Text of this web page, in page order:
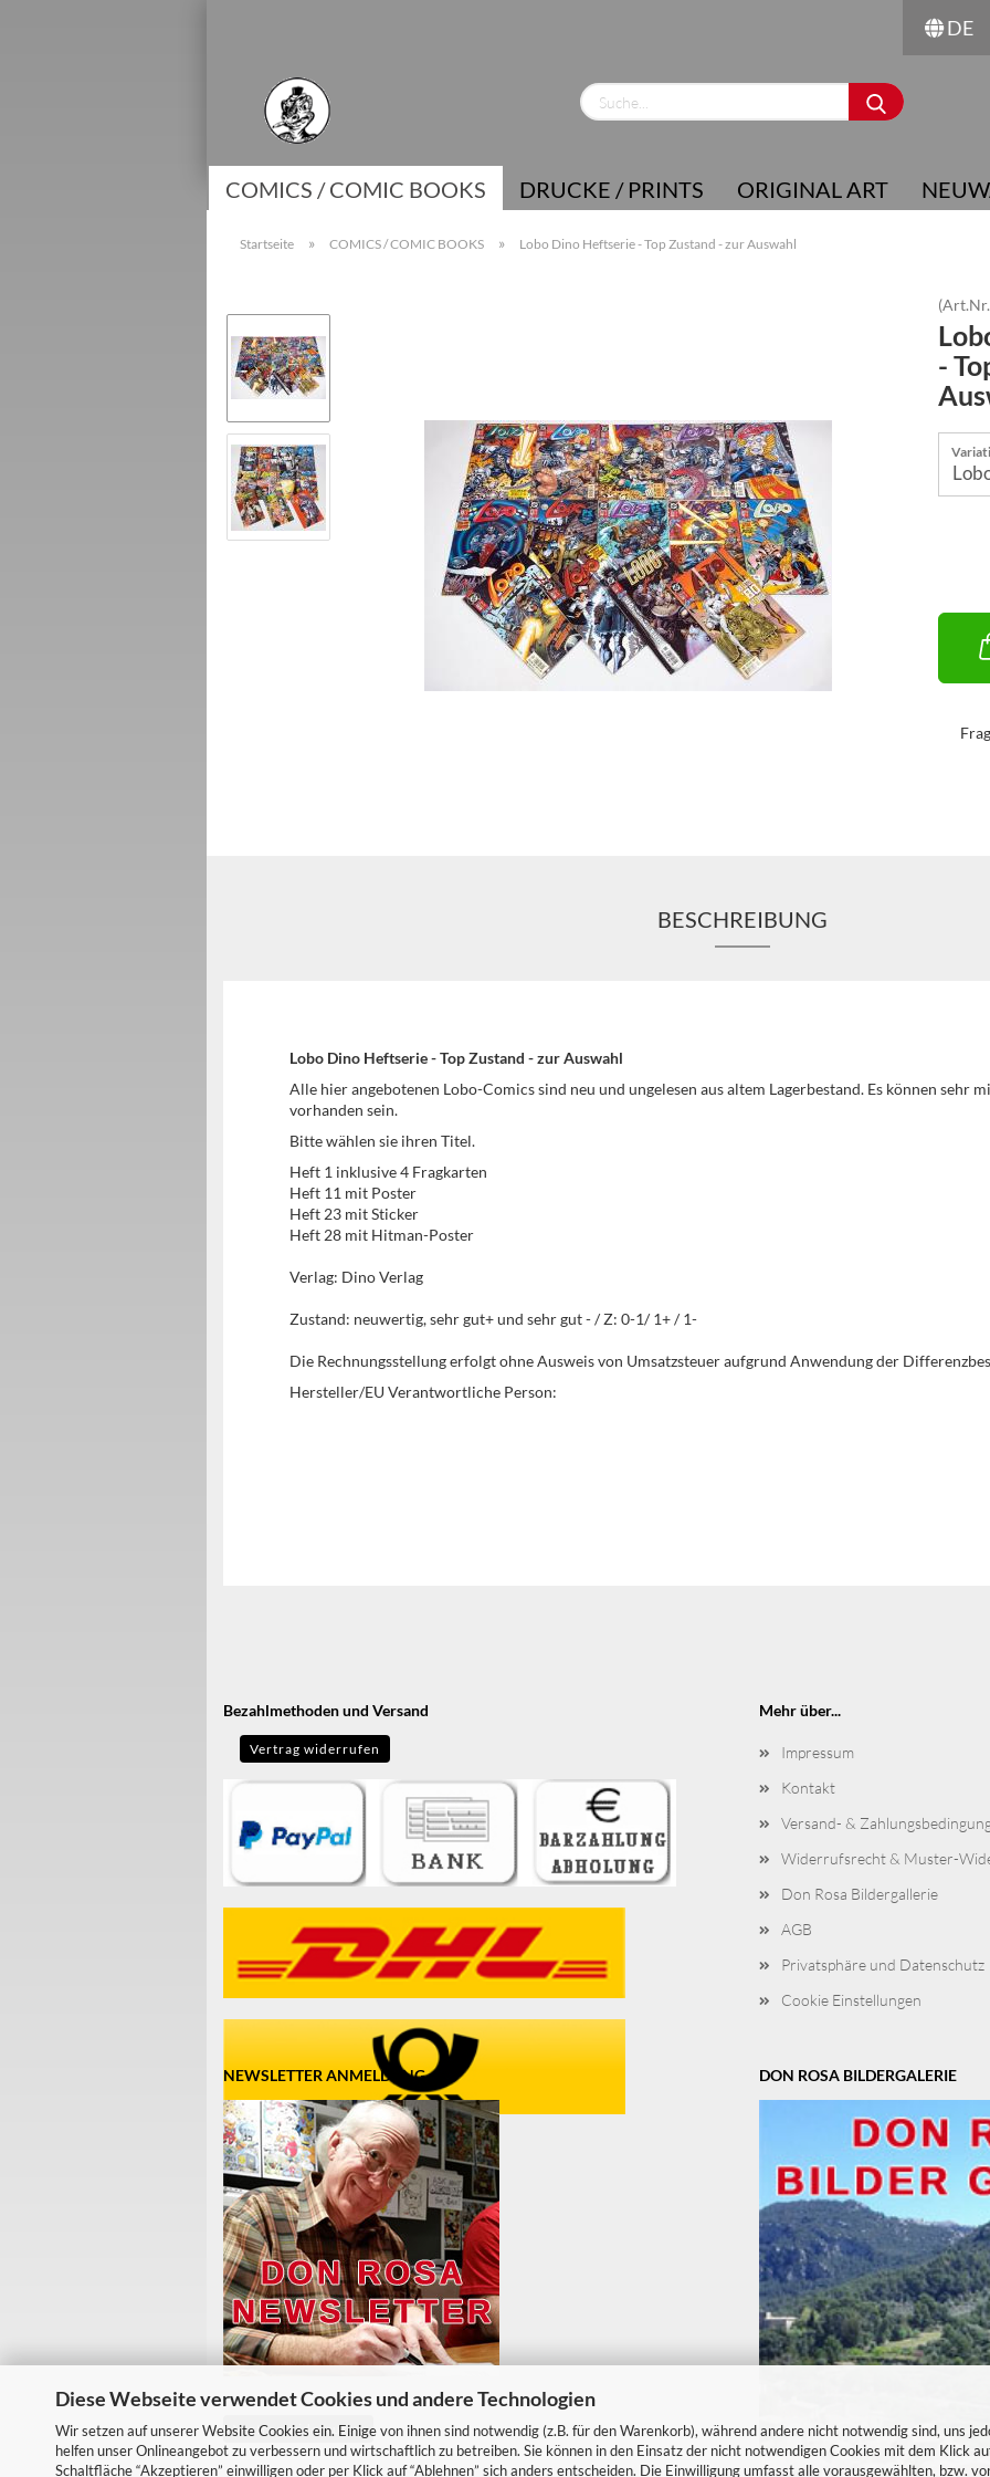
Diese Webseite verwendet Cookies und andere Technologien
Wir setzen auf unserer Website Cookies ein. Einige von ihnen sind notwendig (z.B. für den Warenkorb), während andere nicht notwendig sind, uns
helfen unser Onlineangebot zu verbessern und wirtschaftlich zu betreiben. Sie können in den Einsatz der nicht notwendigen Cookies mit dem Klick
Schaltfläche “Akzeptieren” einwilligen oder per Klick auf “Ablehnen” sich anders entscheiden. Die Einwilligung umfasst alle vorausgewählten, bzw.
DE
Sprache auswählen
COMICS / COMIC BOOKS DRUCKE / PRINTS ORIGINAL ART
Startseite » COMICS / COMIC BOOKS » Lobo Dino Heftserie - Top Zustand - zur Auswahl
-
BESCHREIBUNG
Lobo Dino Heftserie - Top Zustand - zur Auswahl
Alle hier angebotenen Lobo-Comics sind neu und ungelesen aus altem Lagerbestand. Es können sehr
vorhanden sein.
Bitte wählen sie ihren Titel.
Heft 1 inklusive 4 Fragkarten
Heft 11 mit Poster
Heft 23 mit Sticker
Heft 28 mit Hitman-Poster
Verlag: Dino Verlag
Zustand: neuwertig, sehr gut+ und sehr gut - / Z: 0-1/ 1+ / 1-
Die Rechnungsstellung erfolgt ohne Ausweis von Umsatzsteuer aufgrund Anwendung der
Hersteller/EU Verantwortliche Person:
Bezahlmethoden und Versand
Vertrag widerrufen
Mehr über...
Impressum
Kontakt
Versand- &
Widerrufsrecht & Muster-
Don Rosa Bildergallerie
AGB
Privatsphäre und Datenschutz
Cookie Einstellungen
NEWSLETTER ANMELDUNG DON ROSA BILDERGALERIE
Vertrag widerrufen